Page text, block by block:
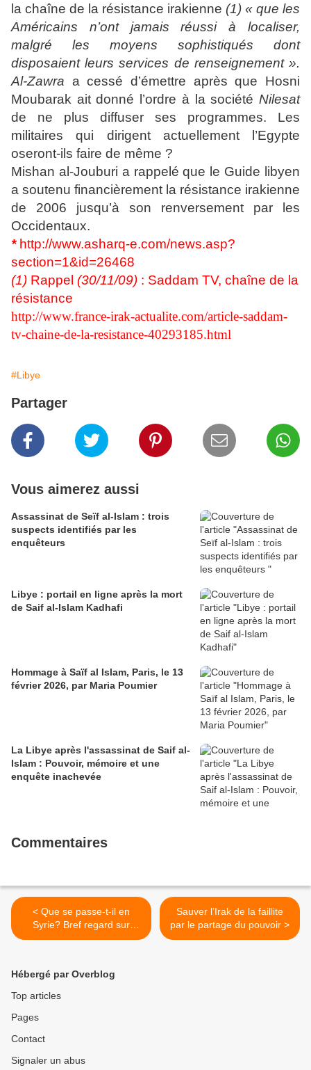
la chaîne de la résistance irakienne (1) « que les
Américains n’ont jamais réussi à localiser,
malgré les moyens sophistiqués dont
disposaient leurs services de renseignement ».
Al-Zawra a cessé d’émettre après que Hosni
Moubarak ait donné l’ordre à la société Nilesat
de ne plus diffuser ses programmes. Les
militaires qui dirigent actuellement l’Egypte
oseront-ils faire de même ?
Mishan al-Jouburi a rappelé que le Guide libyen
a soutenu financièrement la résistance irakienne
de 2006 jusqu’à son renversement par les
Occidentaux.
* http://www.asharq-e.com/news.asp?
section=1&id=26468
(1) Rappel (30/11/09) : Saddam TV, chaîne de la
résistance
http://www.france-irak-actualite.com/article-saddam-
tv-chaine-de-la-resistance-40293185.html
#Libye
Partager
Vous aimerez aussi
Assassinat de Seïf al-Islam : trois
suspects identifiés par les
enquêteurs
Libye : portail en ligne après la mort
de Saif al-Islam Kadhafi
Hommage à Saïf al Islam, Paris, le 13
février 2026, par Maria Poumier
La Libye après l'assassinat de Saif al-
Islam : Pouvoir, mémoire et une
enquête inachevée
Commentaires
< Que se passe-t-il en
Syrie? Bref regard sur
l'opposion syrienne
Sauver l’Irak de la faillite
par le partage du pouvoir >
Hébergé par Overblog
Top articles
Pages
Contact
Signaler un abus